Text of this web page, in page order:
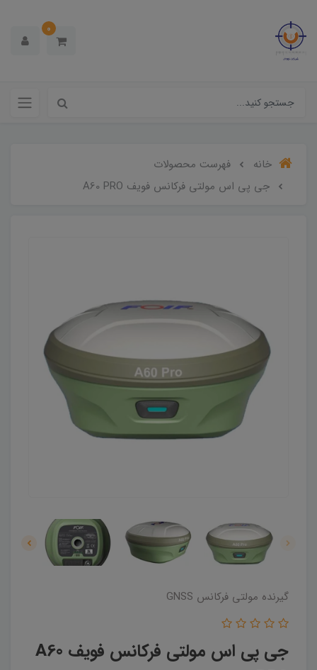
0
خانه
فهرست محصولات
جی پی اس مولتی فرکانس فویف A60 PRO
گیرنده مولتی فرکانس GNSS
جی پی اس مولتی فرکانس فویف A60